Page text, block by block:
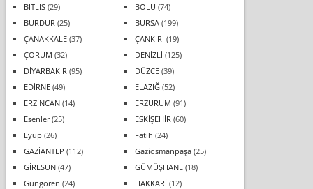
BİTLİS(29) BOLU (74)
BURDUR (25) BURSA(199)
ÇANAKKALE(37) ÇANKIRI (19)
ÇORUM (32) DENİZLİ (125)
DİYARBAKIR (95) DÜZCE(39)
EDİRNE(49) ELAZIĞ(52)
ERZİNCAN(14) ERZURUM (91)
Esenler(25) ESKİŞEHİR (60)
Eyüp (26) Fatih (24)
GAZİANTEP (112) Gaziosmanpaşa(25)
GİRESUN(47) GÜMÜŞHANE(18)
Güngören (24) HAKKARİ (12)